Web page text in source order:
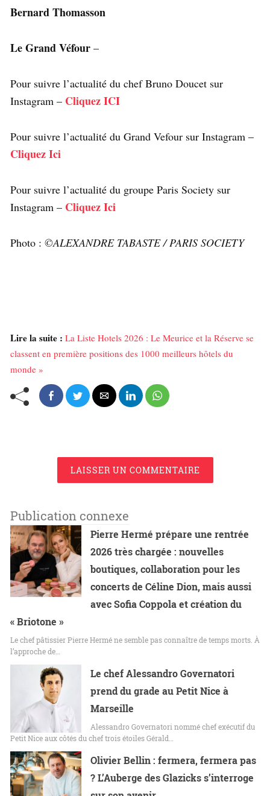
Bernard Thomasson
Le Grand Véfour –
Pour suivre l’actualité du chef Bruno Doucet sur
Instagram – Cliquez ICI
Pour suivre l’actualité du Grand Vefour sur Instagram –
Cliquez Ici
Pour suivre l’actualité du groupe Paris Society sur
Instagram – Cliquez Ici
Photo : ©ALEXANDRE TABASTE / PARIS SOCIETY
Lire la suite : La Liste Hotels 2026 : Le Meurice et la Réserve se
classent en première positions des 1000 meilleurs hôtels du
monde »
LAISSER UN COMMENTAIRE
Publication connexe
Pierre Hermé prépare une rentrée
2026 très chargée : nouvelles
boutiques, collaboration pour les
concerts de Céline Dion, mais aussi
avec Sofia Coppola et création du
« Briotone »
Le chef pâtissier Pierre Hermé ne semble pas connaître de temps morts. À
l’approche de…
Le chef Alessandro Governatori
prend du grade au Petit Nice à
Marseille
Alessandro Governatori nommé chef exécutif du
Petit Nice aux côtés du chef trois étoiles Gérald…
Olivier Bellin : fermera, fermera pas
? L’Auberge des Glazicks s’interroge